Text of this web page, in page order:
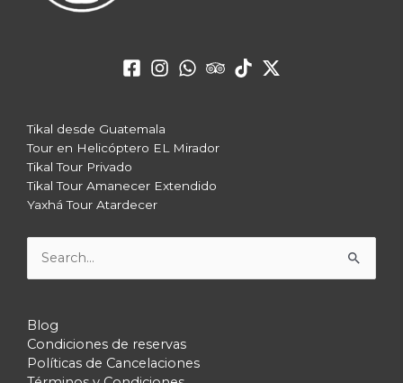
Tikal desde Guatemala
Tour en Helicóptero EL Mirador
Tikal Tour Privado
Tikal Tour Amanecer Extendido
Yaxhá Tour Atardecer
Buscar
por:
Blog
Condiciones de reservas
Políticas de Cancelaciones